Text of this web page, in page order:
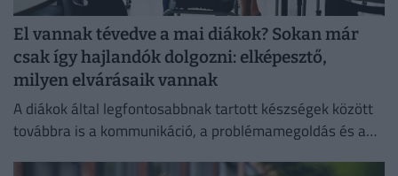
El vannak tévedve a mai diákok? Sokan már
csak így hajlandók dolgozni: elképesztő,
milyen elvárásaik vannak
A diákok által legfontosabbnak tartott készségek között
továbbra is a kommunikáció, a problémamegoldás és a